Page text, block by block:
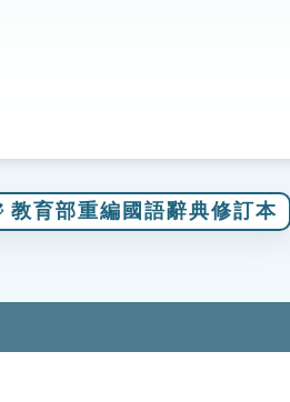
教育部重編國語辭典修訂本